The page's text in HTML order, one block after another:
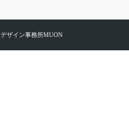
デザイン事務所MUON